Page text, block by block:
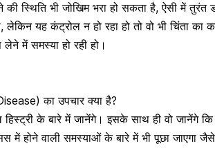
स्थिति भी जोखिम भरा हो सकता है, ऐसी में तुरंत
यह कंट्रोल न हो रहा हो तो वो भी चिंता का
में समस्या हो रही हो।
का उपचार क्या है?
हिस्ट्री के बारे में जानेंगे। इसके साथ ही वो जानेंगे
होने वाली समस्याओं के बारे में भी पूछा जाएगा